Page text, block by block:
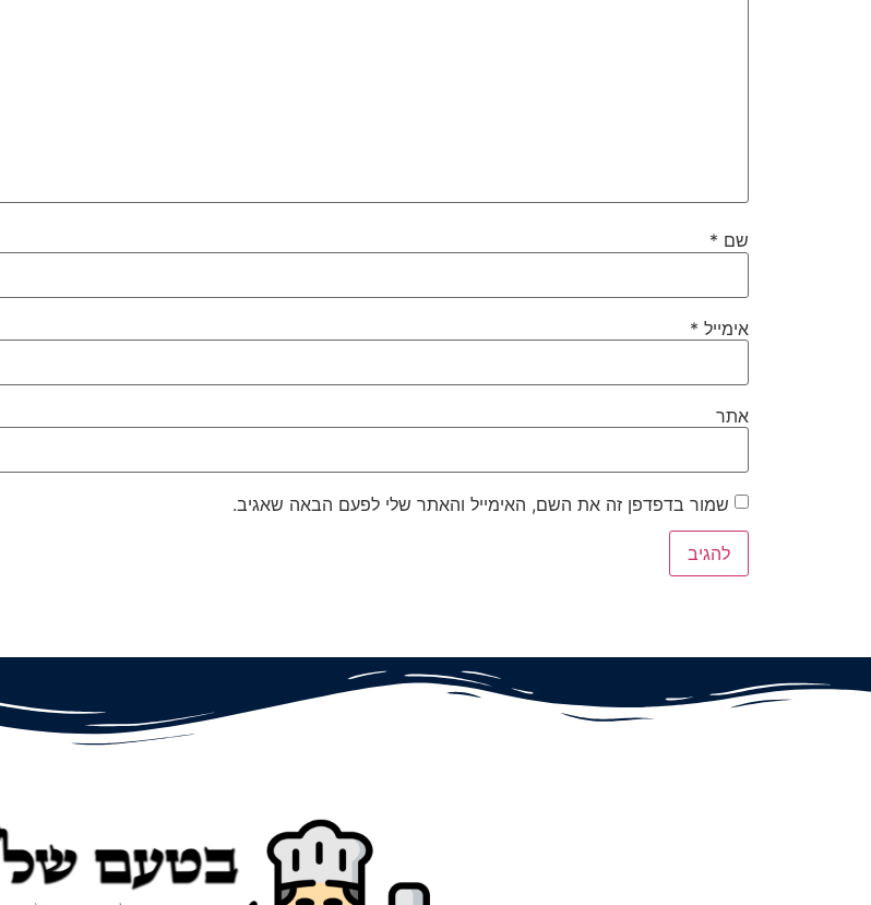
שם *
אימייל *
אתר
שמור בדפדפן זה את השם, האימייל והאתר שלי לפעם הבאה שאגיב.